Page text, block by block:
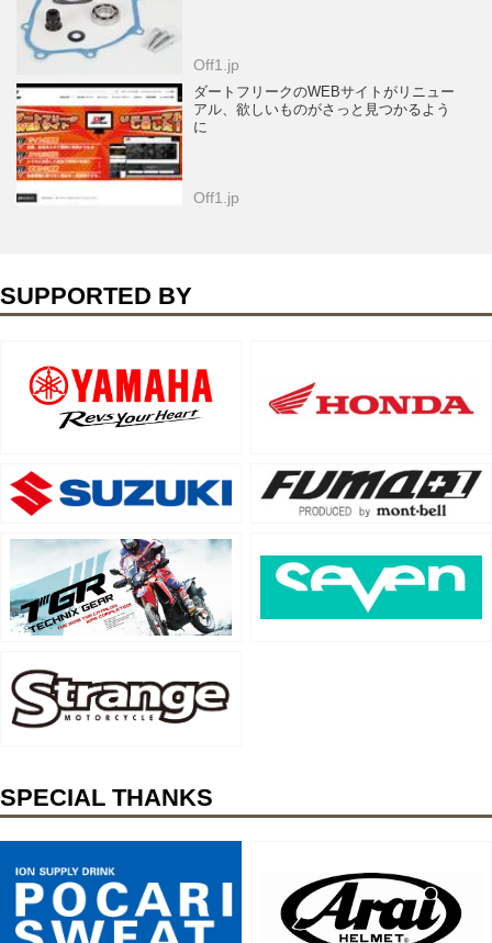
Off1.jp
ダートフリークのWEBサイトがリニュー
アル、欲しいものがさっと見つかるよう
に
Off1.jp
SUPPORTED BY
SPECIAL THANKS